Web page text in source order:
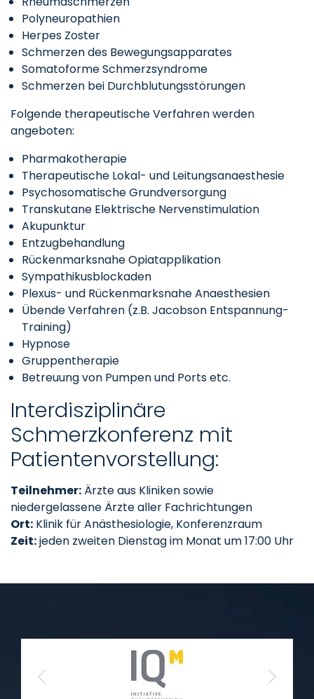
Polyneuropathien
Herpes Zoster
Schmerzen des Bewegungsapparates
Somatoforme Schmerzsyndrome
Schmerzen bei Durchblutungsstörungen
Folgende therapeutische Verfahren werden
angeboten:
Pharmakotherapie
Therapeutische Lokal- und Leitungsanaesthesie
Psychosomatische Grundversorgung
Transkutane Elektrische Nervenstimulation
Akupunktur
Entzugbehandlung
Rückenmarksnahe Opiatapplikation
Sympathikusblockaden
Plexus- und Rückenmarksnahe Anaesthesien
Übende Verfahren (z.B. Jacobson Entspannung-
Training)
Hypnose
Gruppentherapie
Betreuung von Pumpen und Ports etc.
Interdisziplinäre
Schmerzkonferenz mit
Patientenvorstellung:
Teilnehmer: Ärzte aus Kliniken sowie
niedergelassene Ärzte aller Fachrichtungen
Ort: Klinik für Anästhesiologie, Konferenzraum
Zeit:jeden zweiten Dienstag im Monat um 17:00 Uhr
Previous Next